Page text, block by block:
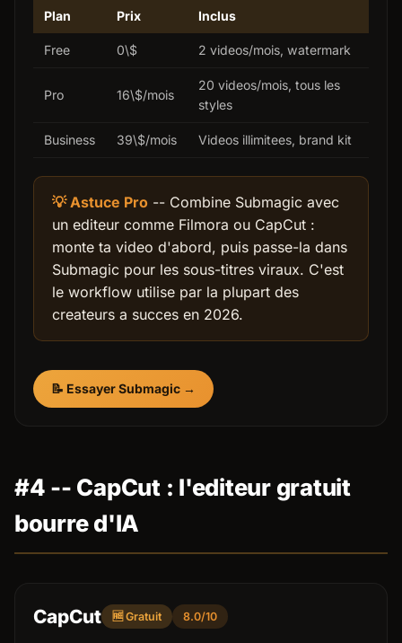
Plan Prix Inclus
Free 0\$ 2 videos/mois, watermark
Pro 16\$/mois
20 videos/mois, tous les
styles
Business 39\$/mois Videos illimitees, brand kit
💡 Astuce Pro -- Combine Submagic avec
un editeur comme Filmora ou CapCut :
monte ta video d'abord, puis passe-la dans
Submagic pour les sous-titres viraux. C'est
le workflow utilise par la plupart des
createurs a succes en 2026.
📝 Essayer Submagic →
#4 -- CapCut : l'editeur gratuit
bourre d'IA
CapCut 🆓 Gratuit 8.0/10